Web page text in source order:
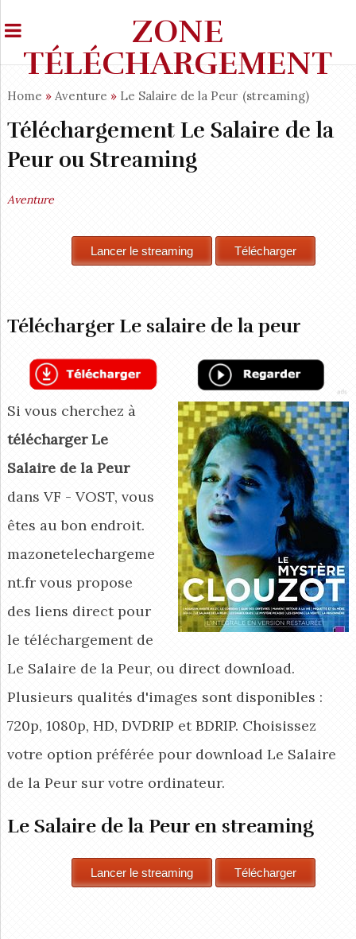
ZONE
TÉLÉCHARGEMENT
Home » Aventure » Le Salaire de la Peur (streaming)
Téléchargement Le Salaire de la
Peur ou Streaming
Aventure
Télécharger Le salaire de la peur
Si vous cherchez à
télécharger Le
Salaire de la Peur
dans VF - VOST, vous
êtes au bon endroit.
mazonetelechargeme
nt.fr vous propose
des liens direct pour
le téléchargement de
Le Salaire de la Peur, ou direct download.
Plusieurs qualités d'images sont disponibles :
720p, 1080p, HD, DVDRIP et BDRIP. Choisissez
votre option préférée pour download Le Salaire
de la Peursur votre ordinateur.
Le Salaire de la Peur en streaming